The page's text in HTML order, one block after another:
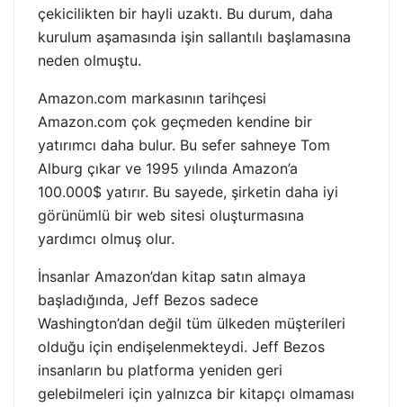
çekicilikten bir hayli uzaktı. Bu durum, daha
kurulum aşamasında işin sallantılı başlamasına
neden olmuştu.
Amazon.com markasının tarihçesi
Amazon.com çok geçmeden kendine bir
yatırımcı daha bulur. Bu sefer sahneye Tom
Alburg çıkar ve 1995 yılında Amazon’a
100.000$ yatırır. Bu sayede, şirketin daha iyi
görünümlü bir web sitesi oluşturmasına
yardımcı olmuş olur.
İnsanlar Amazon’dan kitap satın almaya
başladığında, Jeff Bezos sadece
Washington’dan değil tüm ülkeden müşterileri
olduğu için endişelenmekteydi. Jeff Bezos
insanların bu platforma yeniden geri
gelebilmeleri için yalnızca bir kitapçı olmaması